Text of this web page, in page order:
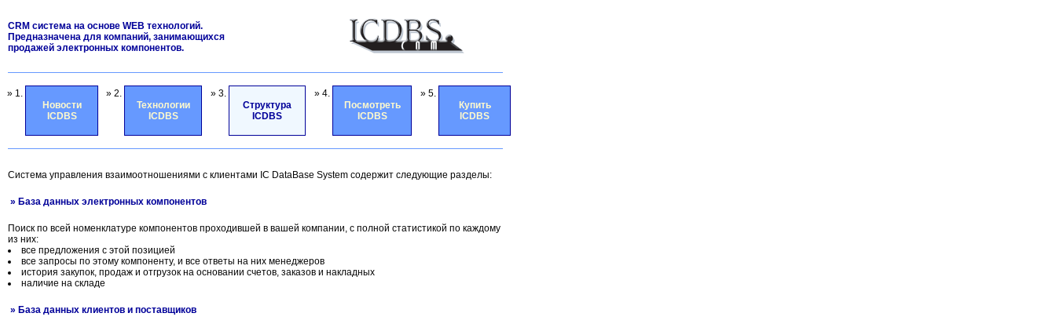
CRM система на основе WEB технологий.
Предназначена для компаний, занимающихся
продажей электронных компонентов.
» 1.
Новости
ICDBS
» 2.
Технологии
ICDBS
» 3.
Структура
ICDBS
» 4.
Посмотреть
ICDBS
» 5.
Купить
ICDBS
Система управления взаимоотношениями с клиентами IC DataBase System содержит следующие разделы:
» База данных электронных компонентов
Поиск по всей номенклатуре компонентов проходившей в вашей компании, с полной статистикой по каждому
из них:
все предложения с этой позицией
все запросы по этому компоненту, и все ответы на них менеджеров
история закупок, продаж и отгрузок на основании счетов, заказов и накладных
наличие на складе
» База данных клиентов и поставщиков